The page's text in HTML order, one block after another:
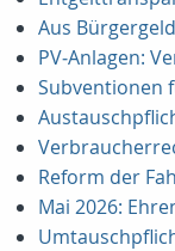
Aus
PV‑Anlagen:
Subventionen
Reform der
Mai 2026: